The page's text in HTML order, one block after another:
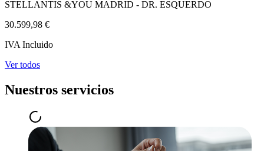
STELLANTIS &YOU MADRID - DR. ESQUERDO
30.599,98 €
IVA Incluido
Ver todos
Nuestros servicios